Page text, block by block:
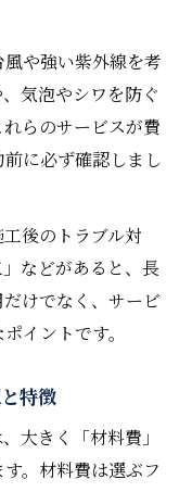
や強い紫外線を考
気泡やシワを防ぐ
らのサービスが費
に必ず確認しまし
後のトラブル対
などがあると、長
けでなく、サービ
イントです。
特徴
大きく「材料費」
。材料費は選ぶフ